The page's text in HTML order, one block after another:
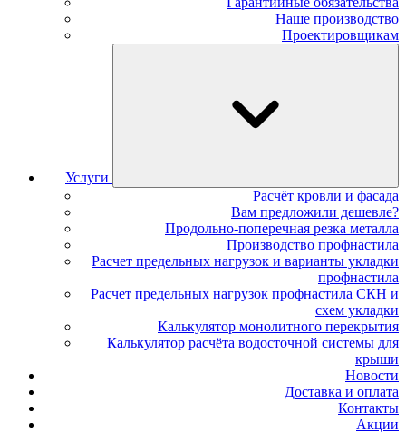
Наше производство
Проектировщикам
Услуги
Расчёт кровли и фасада
Вам предложили дешевле?
Продольно-поперечная резка металла
Производство профнастила
Расчет предельных нагрузок и варианты укладки
профнастила
Расчет предельных нагрузок профнастила СКН и
схем укладки
Калькулятор монолитного перекрытия
Калькулятор расчёта водосточной системы для
крыши
Новости
Доставка и оплата
Контакты
Акции